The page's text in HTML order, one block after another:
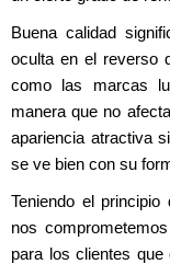
Buena calidad
oculta en el reverso
como las marcas
manera que no
apariencia atractiva
se ve bien con su
Teniendo el
nos
para los clientes